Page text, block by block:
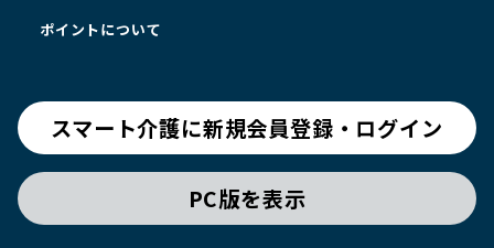
ポイントについて
スマート介護に新規会員登録・ログイン
PC版を表示